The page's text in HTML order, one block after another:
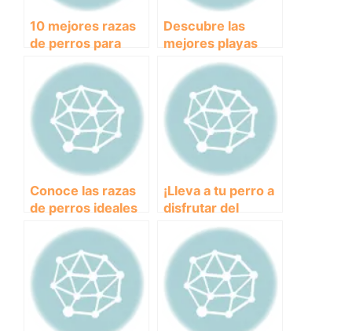
10 mejores razas
de perros para
apartamentos:
¡Encuentra tu
compañero ideal!
Descubre las
mejores playas
para llevar a tu
perro en Cantabria
Conoce las razas
de perros ideales
para la defensa y
protección del
hogar
¡Lleva a tu perro a
disfrutar del
verano en la playa:
Consejos y
recomendaciones!